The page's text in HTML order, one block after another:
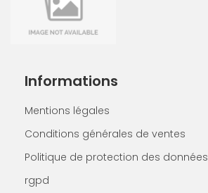
Informations
Mentions légales
Conditions générales de ventes
Politique de protection des données
rgpd